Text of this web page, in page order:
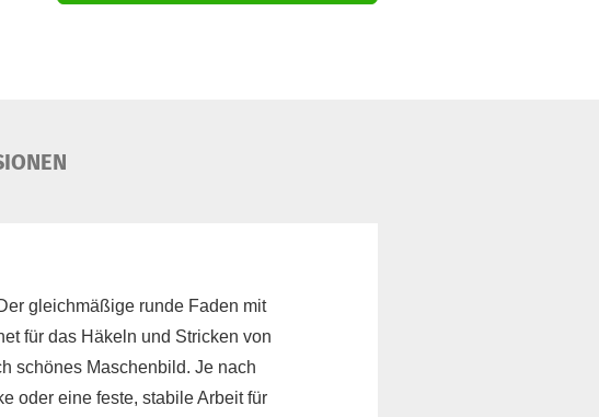
gleichmäßige runde Faden mit
für das Häkeln und Stricken von
schönes Maschenbild. Je nach
oder eine feste, stabile Arbeit für